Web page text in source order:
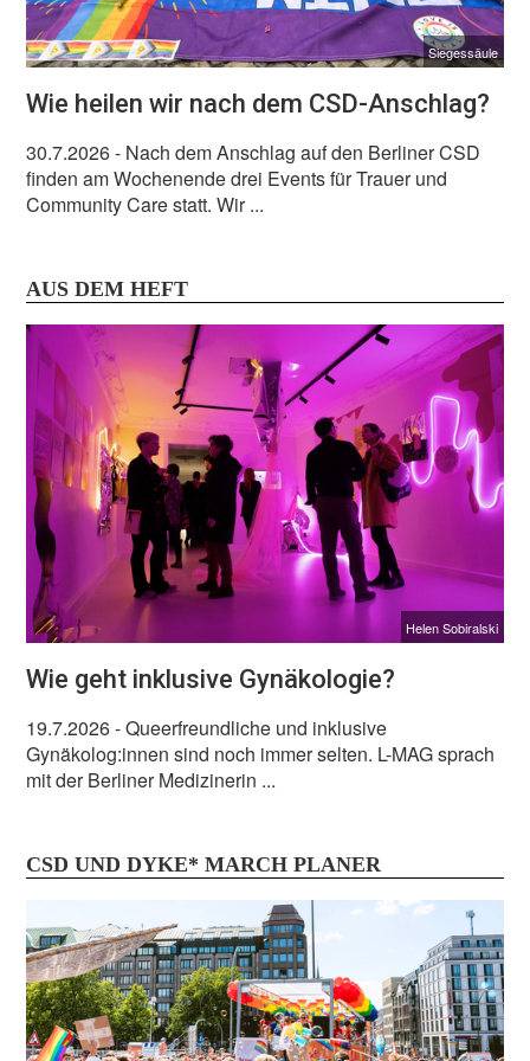
Siegessäule
Wie heilen wir nach dem CSD-Anschlag?
30.7.2026- Nach dem Anschlag auf den Berliner CSD
finden am Wochenende drei Events für Trauer und
Community Care statt. Wir ...
AUS DEM HEFT
Helen Sobiralski
Wie geht inklusive Gynäkologie?
19.7.2026- Queerfreundliche und inklusive
Gynäkolog:innen sind noch immer selten. L-MAG sprach
mit der Berliner Medizinerin ...
CSD UND DYKE* MARCH PLANER